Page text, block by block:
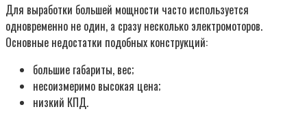
Для выработки большей мощности часто используется
одновременно не один, а сразу несколько электромоторов.
Основные недостатки подобных конструкций:
большие габариты, вес;
несоизмеримо высокая цена;
низкий КПД.